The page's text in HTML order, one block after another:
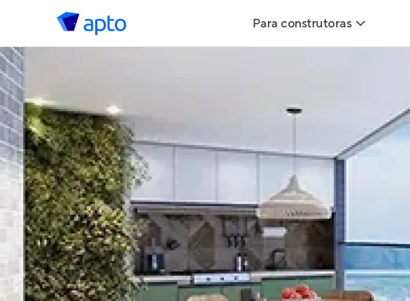
Para construtoras
Geração de Visitas
Geração de Vendas
Maiores Construtoras
Parcerias Imobiliárias
Anunciar Imóveis